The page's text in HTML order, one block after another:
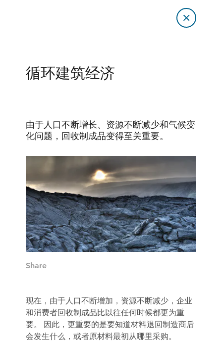
循环建筑经济
由于人口不断增长、资源不断减少和气候变
化问题，回收制成品变得至关重要。
Share
现在，由于人口不断增加，资源不断减少，企业
和消费者回收制成品比以往任何时候都更为重
要。 因此，更重要的是要知道材料退回制造商后
会发生什么，或者原材料最初从哪里采购。